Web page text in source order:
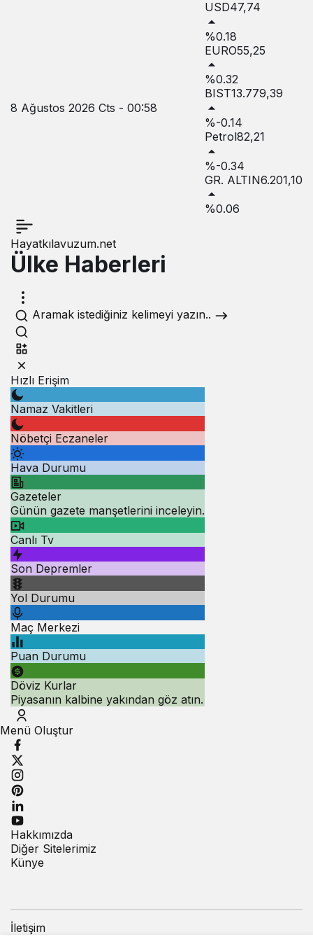
8 Ağustos 2026 Cts - 00:58
USD47,74
%0.18
EURO55,25
%0.32
BIST13.779,39
%-0.14
Petrol82,21
%-0.34
GR. ALTIN6.201,10
%0.06
Hayatkılavuzum.net
Ülke Haberleri
Aramak istediğiniz kelimeyi yazın..
Hızlı Erişim
Namaz Vakitleri
Nöbetçi Eczaneler
Hava Durumu
Gazeteler
Günün gazete manşetlerini inceleyin.
Canlı Tv
Son Depremler
Yol Durumu
Maç Merkezi
Puan Durumu
Döviz Kurlar
Piyasanın kalbine yakından göz atın.
Menü Oluştur
Hakkımızda
Diğer Sitelerimiz
Künye
İletişim